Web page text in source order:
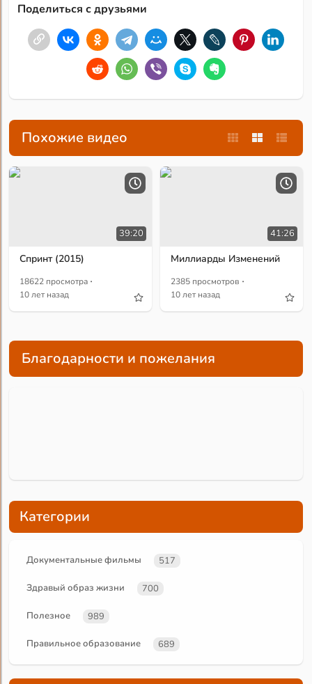
Поделиться с друзьями
Похожие видео
39:20
Спринт (2015)
18622 просмотра ·
10 лет назад
41:26
Миллиарды Изменений
2385 просмотров ·
10 лет назад
Благодарности и пожелания
Категории
Документальные фильмы 517
Здравый образ жизни 700
Полезное 989
Правильное образование 689